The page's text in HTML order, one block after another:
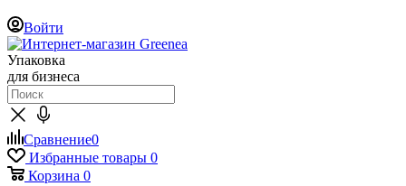
Войти
Упаковка
для бизнеса
Сравнение0
Избранные товары 0
Корзина 0